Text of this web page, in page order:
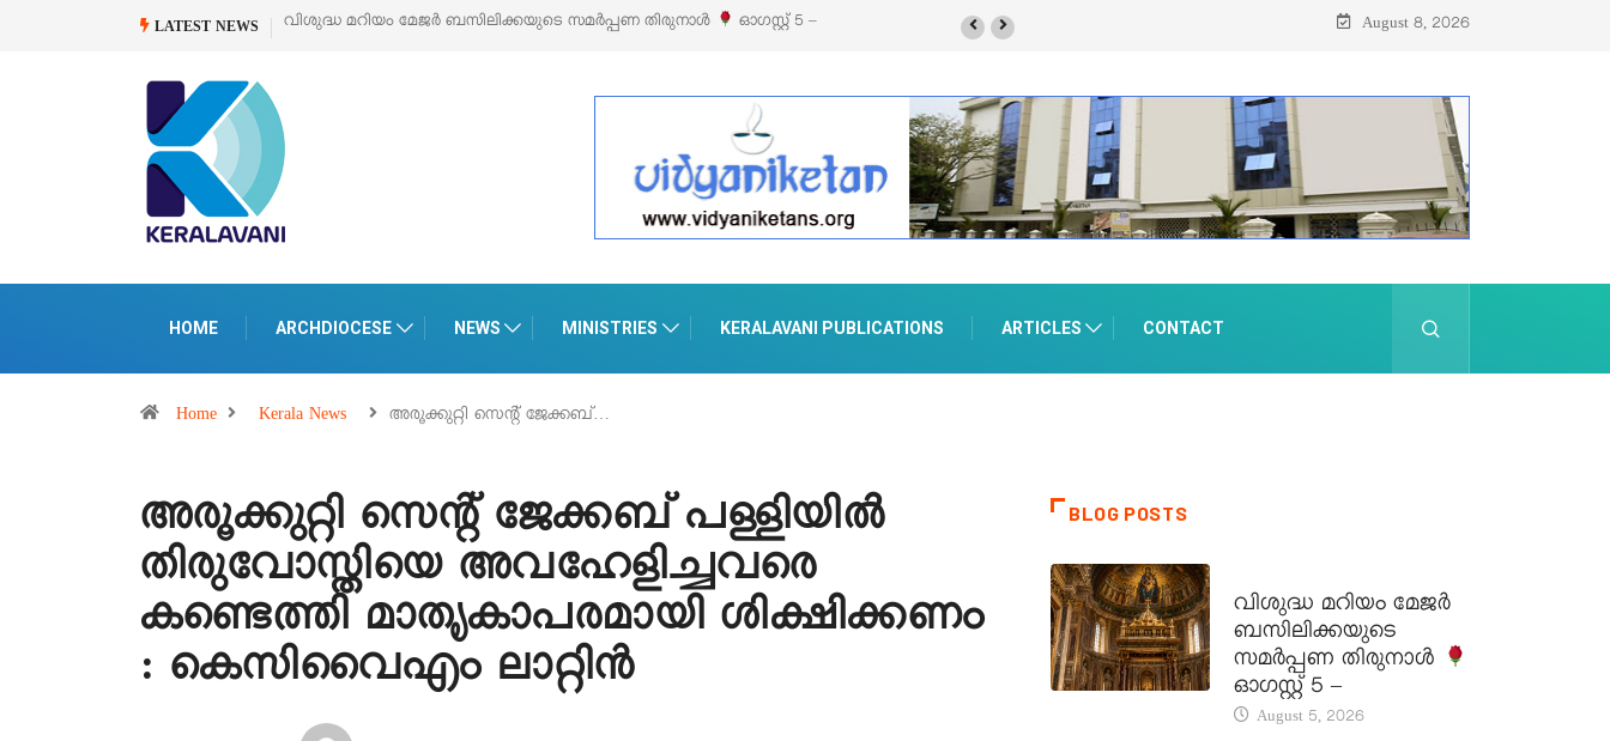
LATEST NEWS
സമർപ്പണ തിരുനാൾ ഓഗസ്റ്റ് 5 –‘പെറ്റൽസ്’ ലൈഫ് സ്റ്റൈൽ എക്സിബിഷനും സെയിലും ഓഗസ്റ്റ് 8-ന്
August 8, 2026
HOME ARCHDIOCESE NEWS MINISTRIES KERALAVANI PUBLICATIONS ARTICLES CONTACT
Home Kerala News അരൂക്കുറ്റി സെൻ്റ് ജേക്കബ്…
അരൂക്കുറ്റി സെൻ്റ് ജേക്കബ് പള്ളിയിൽ
തിരുവോസ്തിയെ അവഹേളിച്ചവരെ
കണ്ടെത്തി മാതൃകാപരമായി ശിക്ഷിക്കണം
: കെസിവൈഎം ലാറ്റിൻ
BLOG POSTS
വിശുദ്ധ മറിയം മേജർ
ബസിലിക്കയുടെ
സമർപ്പണ തിരുനാൾ
ഓഗസ്റ്റ് 5 –
August 5, 2026